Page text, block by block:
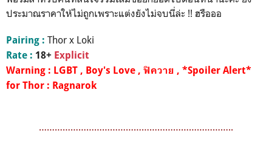
ประมาณราคาให้ไม่ถูกเพราะแต่งยังไม่จบนี่ล่ะ !! ฮรือออ
Pairing : Thor x Loki
Rate : 18+ Explicit
Warning : LGBT , Boy's Love , ฟิควาย , *Spoiler Alert*
for Thor : Ragnarok
………………………………………………………………..